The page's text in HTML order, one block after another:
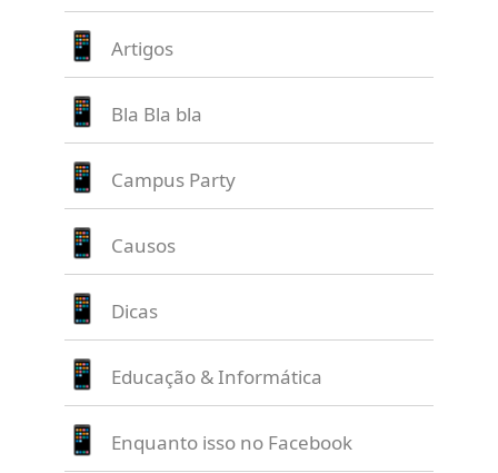
Artigos
Bla Bla bla
Campus Party
Causos
Dicas
Educação & Informática
Enquanto isso no Facebook